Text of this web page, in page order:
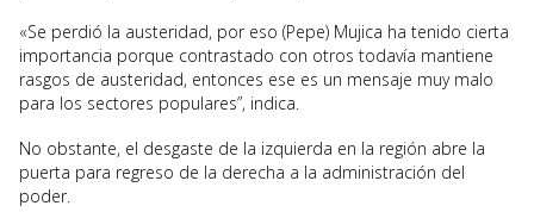
«Se perdió la austeridad, por eso (Pepe) Mujica ha tenido cierta
importancia porque contrastado con otros todavía mantiene
rasgos de austeridad, entonces ese es un mensaje muy malo
para los sectores populares”, indica.
No obstante, el desgaste de la izquierda en la región abre la
puerta para regreso de la derecha a la administración del
poder.